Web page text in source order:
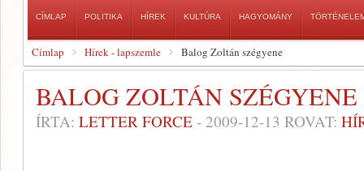
CÍMLAP POLITIKA HÍREK KULTÚRA HAGYOMÁNY
Címlap Hírek - lapszemle Balog Zoltán szégyene
BALOG ZOLTÁN SZÉGYENE
ÍRTA: LETTER FORCE - 2009-12-13 ROVAT: